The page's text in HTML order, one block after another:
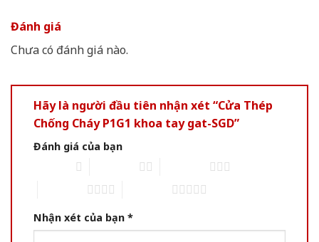
Đánh giá
Chưa có đánh giá nào.
Hãy là người đầu tiên nhận xét “Cửa Thép
Chống Cháy P1G1 khoa tay gat-SGD”
Đánh giá của bạn
Nhận xét của bạn *